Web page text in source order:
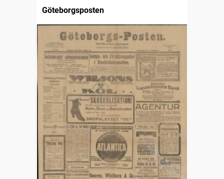
Göteborgsposten